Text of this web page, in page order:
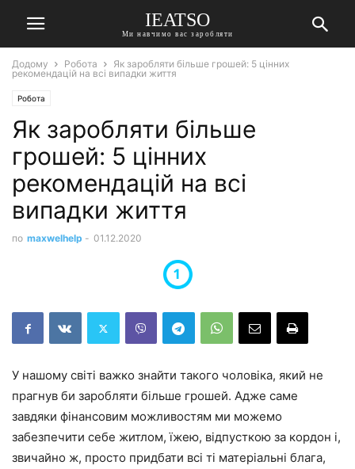
IEATSO
Ми навчимо вас заробляти
Додому Робота
Як заробляти більше грошей: 5 цінних
рекомендацій на всі випадки життя
Робота
Як заробляти більше
грошей: 5 цінних
рекомендацій на всі
випадки життя
по maxwelhelp - 01.12.2020
У нашому світі важко знайти такого чоловіка, який не
прагнув би заробляти більше грошей. Адже саме
завдяки фінансовим можливостям ми можемо
забезпечити себе житлом, їжею, відпусткою за кордон і,
звичайно ж, просто придбати всі ті матеріальні блага,